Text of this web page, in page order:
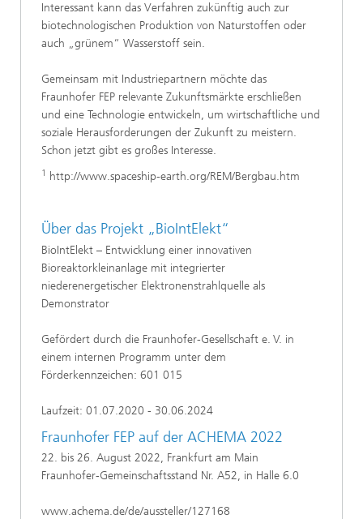
Interessant kann das Verfahren zukünftig auch zur
biotechnologischen Produktion von Naturstoffen oder
auch „grünem“ Wasserstoff sein.
Gemeinsam mit Industriepartnern möchte das
Fraunhofer FEP relevante Zukunftsmärkte erschließen
und eine Technologie entwickeln, um wirtschaftliche und
soziale Herausforderungen der Zukunft zu meistern.
Schon jetzt gibt es großes Interesse.
1 http://www.spaceship-earth.org/REM/Bergbau.htm
Über das Projekt „BioIntElekt“
BioIntElekt – Entwicklung einer innovativen
Bioreaktorkleinanlage mit integrierter
niederenergetischer Elektronenstrahlquelle als
Demonstrator
Gefördert durch die Fraunhofer-Gesellschaft e. V. in
einem internen Programm unter dem
Förderkennzeichen: 601 015
Laufzeit: 01.07.2020 - 30.06.2024
Fraunhofer FEP auf der ACHEMA 2022
22. bis 26. August 2022, Frankfurt am Main
Fraunhofer-Gemeinschaftsstand Nr. A52, in Halle 6.0
www.achema.de/de/aussteller/127168